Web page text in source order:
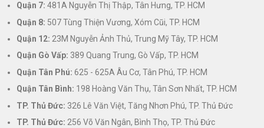
Quận 7: 481A Nguyễn Thị Thập, Tân Hưng, TP. HCM
Quận 8: 507 Tùng Thiện Vương, Xóm Cũi, TP. HCM
Quận 12: 23M Nguyễn Ảnh Thủ, Trung Mỹ Tây, TP. HCM
Quận Gò Vấp: 389 Quang Trung, Gò Vấp, TP. HCM
Quận Tân Phú: 625 - 625A Âu Cơ, Tân Phú, TP. HCM
Quận Tân Bình: 198 Hoàng Văn Thụ, Tân Sơn Nhất, TP. HCM
TP. Thủ Đức: 326 Lê Văn Việt, Tăng Nhơn Phú, TP. Thủ Đức
TP. Thủ Đức: 256 Võ Văn Ngân, Bình Thọ, TP. Thủ Đức